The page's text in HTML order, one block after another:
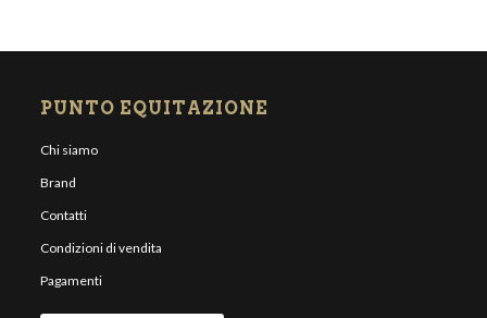
PUNTO EQUITAZIONE
Chi siamo
Brand
Contatti
Condizioni di vendita
Pagamenti